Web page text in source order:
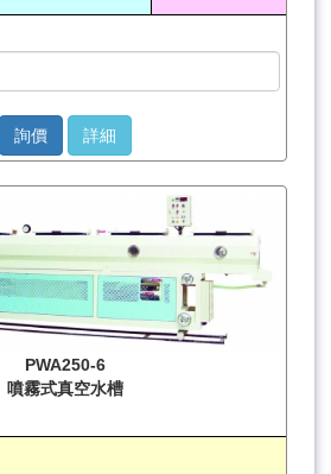
詢價 詳細
PWA250-6
噴霧式真空水槽